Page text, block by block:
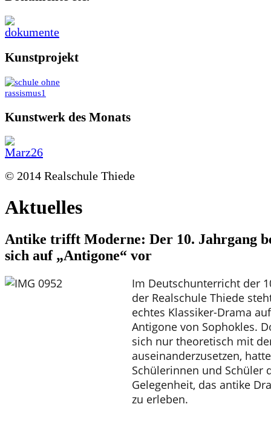
Kunstprojekt
Kunstwerk des Monats
© 2014 Realschule Thiede
Aktuelles
Antike trifft Moderne: Der 10. Jahrgang
sich auf „Antigone“ vor
Im Deutschunterricht der
der Realschule Thiede
echtes Klassiker-Drama
Antigone von Sophokles.
sich nur theoretisch mit
auseinanderzusetzen,
Schülerinnen und Schüler
Gelegenheit, das antike
zu erleben.